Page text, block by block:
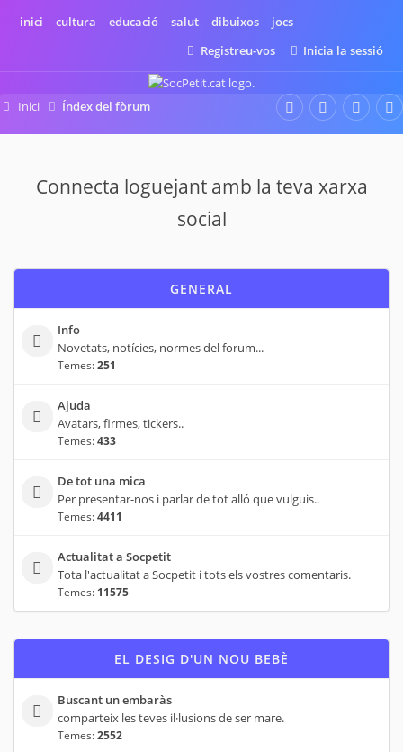
inici cultura educació salut dibuixos
jocs
Inicia la sessió
Registreu-vos
Inici Índex del fòrum
Connecta loguejant amb la teva xarxa
social
GENERAL
Info
Novetats, notícies, normes del forum...
Temes:251
Ajuda
Avatars, firmes, tickers..
Temes:433
De tot una mica
Per presentar-nos i parlar de tot alló que vulguis..
Temes:4411
Actualitat a Socpetit
Tota l'actualitat a Socpetit i tots els vostres comentaris.
Temes: 11575
EL DESIG D'UN NOU BEBÈ
Buscant un embaràs
comparteix les teves il·lusions de ser mare.
Temes:2552